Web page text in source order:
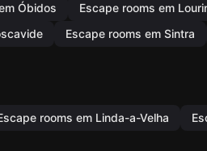
Óbidos Escape rooms em
Escape rooms em Sintra
rooms em Linda-a-Velha